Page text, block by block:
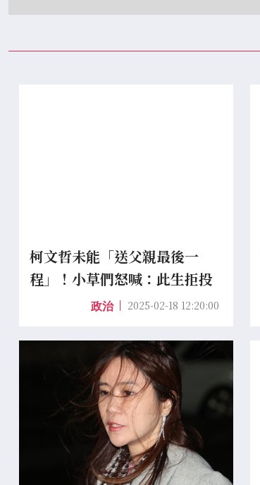
柯文哲未能「送父親最後一
程」！小草們怒喊：此生拒投
政治 2025-02-18 12:20:00